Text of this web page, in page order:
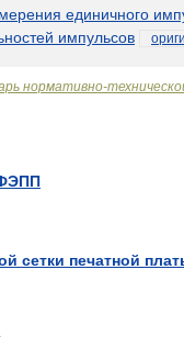
единичного
импульсов
нормативно-
сетки печатной